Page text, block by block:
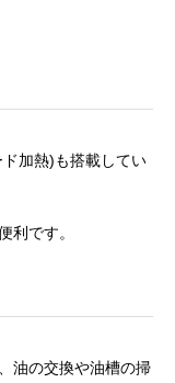
加熱)も搭載してい
利です。
油の交換や油槽の掃